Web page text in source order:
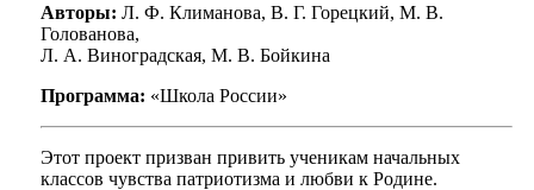
Авторы: Л. Ф. Климанова, В. Г. Горецкий, М. В.
Голованова,
Л. А. Виноградская, М. В. Бойкина
Программа: «Школа России»
Этот проект призван привить ученикам начальных
классов чувства патриотизма и любви к Родине.